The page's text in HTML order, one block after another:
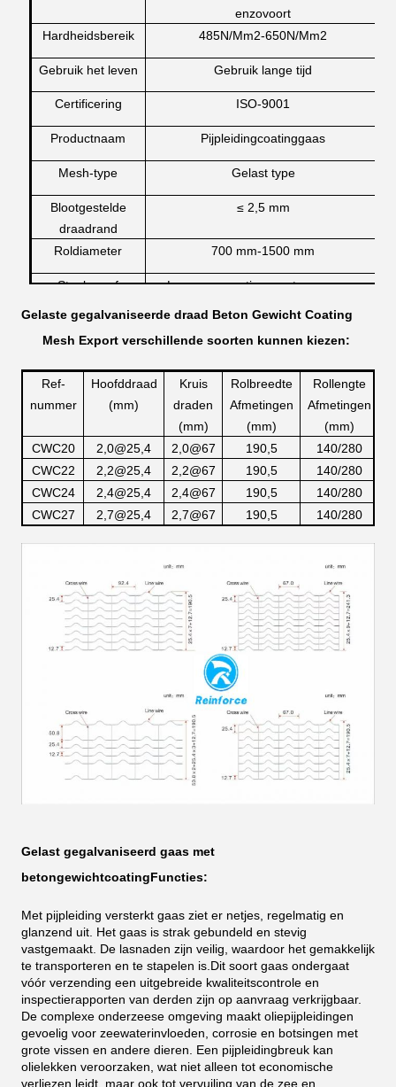
enzovoort
Hardheidsbereik
485N/Mm2-650N/Mm2
Gebruik het leven Gebruik lange tijd
Certificering ISO-9001
Productnaam Pijpleidingcoatinggaas
Mesh-type Gelast type
Blootgestelde
draadrand
≤ 2,5 mm
Roldiameter 700 mm-1500 mm
Steekproef
Lever een gratis monster om onze
Gelaste gegalvaniseerde draad Beton Gewicht Coating
Mesh Export verschillende soorten kunnen kiezen:
Ref-
nummer
Hoofddraad
(mm)
Kruis
draden
(mm)
Rolbreedte
Afmetingen
(mm)
Rollengte
Afmetingen
(mm)
CWC20
2,0@25,4 2,0@67 190,5
140/280
CWC22
2,2@25,4 2,2@67 190,5
140/280
CWC24
2,4@25,4 2,4@67 190,5
140/280
CWC27
2,7@25,4 2,7@67 190,5 140/280
Gelast gegalvaniseerd gaas met
betongewichtcoatingFuncties:
Met pijpleiding versterkt gaas ziet er netjes, regelmatig en
glanzend uit. Het gaas is strak gebundeld en stevig
vastgemaakt. De lasnaden zijn veilig, waardoor het gemakkelijk
te transporteren en te stapelen is. Dit soort gaas ondergaat
vóór verzending een uitgebreide kwaliteitscontrole en
inspectierapporten van derden zijn op aanvraag verkrijgbaar.
De complexe onderzeese omgeving maakt oliepijpleidingen
gevoelig voor zeewaterinvloeden, corrosie en botsingen met
grote vissen en andere dieren. Een pijpleidingbreuk kan
olielekken veroorzaken, wat niet alleen tot economische
verliezen leidt, maar ook tot vervuiling van de zee en